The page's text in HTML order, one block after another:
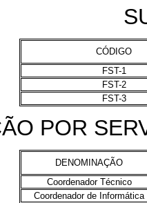
CÓDIGO
FST-1
FST-2
FST-3
POR
DENOMINAÇÃO
Coordenador Técnico
Coordenador de Informática